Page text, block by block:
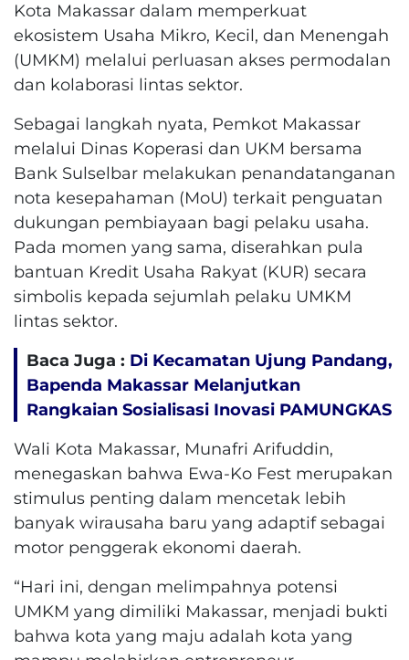
Kota Makassar dalam memperkuat
ekosistem Usaha Mikro, Kecil, dan Menengah
(UMKM) melalui perluasan akses permodalan
dan kolaborasi lintas sektor.
​Sebagai langkah nyata, Pemkot Makassar
melalui Dinas Koperasi dan UKM bersama
Bank Sulselbar melakukan penandatanganan
nota kesepahaman (MoU) terkait penguatan
dukungan pembiayaan bagi pelaku usaha.
Pada momen yang sama, diserahkan pula
bantuan Kredit Usaha Rakyat (KUR) secara
simbolis kepada sejumlah pelaku UMKM
lintas sektor.​
Baca Juga : Di Kecamatan Ujung Pandang,
Bapenda Makassar Melanjutkan
Rangkaian Sosialisasi Inovasi PAMUNGKAS
Wali Kota Makassar, Munafri Arifuddin,
menegaskan bahwa Ewa-Ko Fest merupakan
stimulus penting dalam mencetak lebih
banyak wirausaha baru yang adaptif sebagai
motor penggerak ekonomi daerah.
​“Hari ini, dengan melimpahnya potensi
UMKM yang dimiliki Makassar, menjadi bukti
bahwa kota yang maju adalah kota yang